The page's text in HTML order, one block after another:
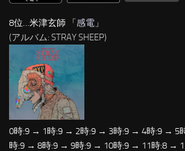
8位…米津玄師 「感電 」
(アルバム: STRAY SHEEP)
0時:9 → 1時:9 → 2時:9 → 3時:9 → 4時:9 → 5
時:9 → 8時:9 → 9時:9 → 10時:9 → 11時:8 →